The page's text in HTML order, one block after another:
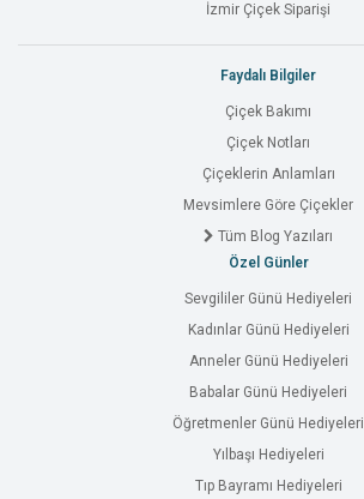
İzmir Çiçek Siparişi
Faydalı Bilgiler
Çiçek Bakımı
Çiçek Notları
Çiçeklerin Anlamları
Mevsimlere Göre Çiçekler
Tüm Blog Yazıları
Özel Günler
Sevgililer Günü Hediyeleri
Kadınlar Günü Hediyeleri
Anneler Günü Hediyeleri
Babalar Günü Hediyeleri
Öğretmenler Günü Hediyeleri
Yılbaşı Hediyeleri
Tıp Bayramı Hediyeleri